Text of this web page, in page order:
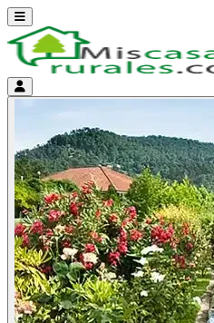
Abrir menú
Menú de cuenta